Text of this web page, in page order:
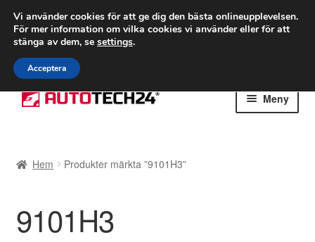
FRAKT från 75 kr
Världsomspännande frakt
Ring 766 924 713
Hoppa
till
Hoppa
till
Meny
Betalningar
Integritetspolicy
Hem Produkter märkta ”9101H3”
9101H3
Vi använder cookies för att ge dig den bästa onlineupplevelsen.
För mer information om vilka cookies vi använder eller för att
stänga av dem, se settings.
Acceptera